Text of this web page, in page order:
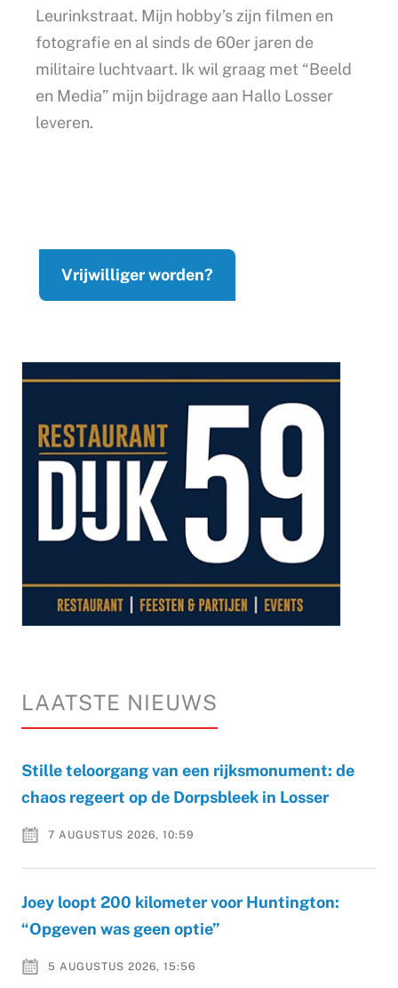
Leurinkstraat. Mijn hobby’s zijn filmen en
fotografie en al sinds de 60er jaren de
militaire luchtvaart. Ik wil graag met “Beeld
en Media” mijn bijdrage aan Hallo Losser
leveren.
Vrijwilliger worden?
LAATSTE NIEUWS
Stille teloorgang van een rijksmonument: de
chaos regeert op de Dorpsbleek in Losser
7 AUGUSTUS 2026, 10:59
Joey loopt 200 kilometer voor Huntington:
“Opgeven was geen optie”
5 AUGUSTUS 2026, 15:56